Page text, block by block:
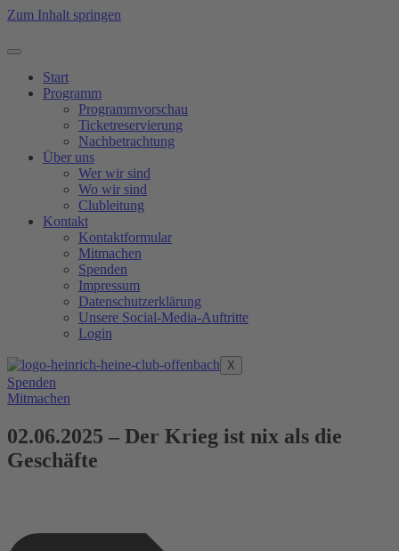
Zum Inhalt springen
Start
Programm
Programmvorschau
Ticketreservierung
Nachbetrachtung
Über uns
Wer wir sind
Wo wir sind
Clubleitung
Kontakt
Kontaktformular
Mitmachen
Spenden
Impressum
Datenschutzerklärung
Unsere Social-Media-Auftritte
Login
X
Spenden
Mitmachen
02.06.2025 – Der Krieg ist nix als die
Geschäfte